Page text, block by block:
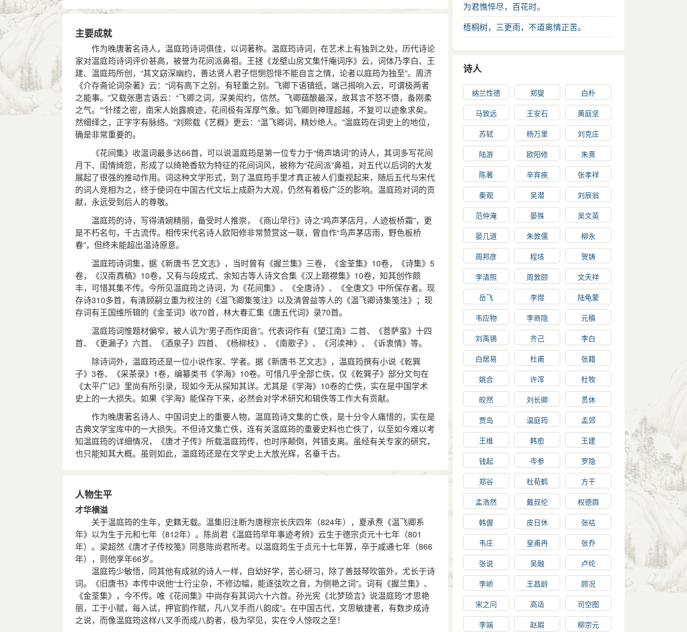
主要成就
作为晚唐著名诗人，温庭筠诗词俱佳，以词著称。温庭筠诗词，在艺术上有独到之处，历代诗论
家对温庭筠诗词评价甚高，被誉为花间派鼻祖。王拯《龙壁山房文集忏庵词序》云，词体乃李白、王
建、温庭筠所创，“其文窈深幽约，善达贤人君子恺恻怨悱不能自言之情，论者以庭筠为独至”。周济
《介存斋论词杂著》云：“词有高下之别，有轻重之别。飞卿下语镇纸，端己揭响入云，可谓极两者
之能事。”又载张惠言语云：“飞卿之词，深美闳约，信然。飞卿蕴酿最深，故其言不怒不慑，备刚柔
之气。”“针缕之密，南宋人始露痕迹，花间极有浑厚气象。如飞卿则神理超越，不复可以迹象求矣。
然细绎之，正字字有脉络。”刘熙载《艺概》更云：“温飞卿词，精妙绝人。”温庭筠在词史上的地位，
确是非常重要的。
《花间集》收温词最多达66首，可以说温庭筠是第一位专力于“倚声填词”的诗人，其词多写花间
月下、闺情绮怨，形成了以绮艳香软为特征的花间词风，被称为“花间派”鼻祖，对五代以后词的大发
展起了很强的推动作用。词这种文学形式，到了温庭筠手里才真正被人们重视起来，随后五代与宋代
的词人竞相为之，终于使词在中国古代文坛上成蔚为大观，仍然有着极广泛的影响。温庭筠对词的贡
献，永远受到后人的尊敬。
温庭筠的诗，写得清婉精丽，备受时人推崇，《商山早行》诗之“鸡声茅店月，人迹板桥霜”，更
是不朽名句，千古流传。相传宋代名诗人欧阳修非常赞赏这一联，曾自作“鸟声茅店雨，野色板桥
春”，但终未能超出温诗原意。
温庭筠诗词集，据《新唐书·艺文志》，当时曾有《握兰集》三卷，《金荃集》10卷，《诗集》5
卷，《汉南真稿》10卷，又有与段成式、余知古等人诗文合集《汉上题襟集》10卷，知其创作颇
丰，可惜其集不传。今所见温庭筠之诗词，为《花间集》、《全唐诗》、《全唐文》中所保存者。现
存诗310多首，有清顾嗣立重为校注的《温飞卿集笺注》以及清曾益等人的《温飞卿诗集笺注》；现
存词有王国维所辑的《金荃词》收70首，林大春汇集《唐五代词》录70首。
温庭筠词惟题材偏窄，被人讥为“男子而作闺音”。代表词作有《望江南》二首、《菩萨蛮》十四
首、《更漏子》六首、《酒泉子》四首、《杨柳枝》、《南歌子》、《河渎神》、《诉衷情》等。
除诗词外，温庭筠还是一位小说作家、学者。据《新唐书·艺文志》，温庭筠撰有小说《乾巽
子》3卷、《采茶录》1卷，编纂类书《学海》10卷。可惜几乎全部亡佚，仅《乾巽子》部分文句在
《太平广记》里尚有所引录，现如今无从探知其详。尤其是《学海》10卷的亡佚，实在是中国学术
史上的一大损失。如果《学海》能保存下来，必然会对学术研究和辑佚等工作大有贡献。
作为晚唐著名诗人、中国词史上的重要人物，温庭筠诗文集的亡佚，是十分令人痛惜的，实在是
古典文学宝库中的一大损失。不但诗文集亡佚，连有关温庭筠的重要史料也亡佚了，以至如今难以考
知温庭筠的详细情况，《唐才子传》所载温庭筠传，也时序颠倒，舛错支离。虽经有关专家的研究，
也只能知其大概。虽则如此，温庭筠还是在文学史上大放光辉，名垂千古。
人物生平
才华横溢
关于温庭筠的生年，史籍无载。温集旧注断为唐穆宗长庆四年（824年），夏承焘《温飞卿系
年》以为生于元和七年（812年）。陈尚君《温庭筠早年事迹考辨》云生于德宗贞元十七年（801
年）。梁超然《唐才子传校笺》同意陈尚君所考。以温庭筠生于贞元十七年算，卒于咸通七年（866
年），则他享年66岁。
温庭筠少敏悟，同其他有成就的诗人一样，自幼好学，苦心研习，除了善鼓琴吹笛外，尤长于诗
词。《旧唐书》本传中说他“士行尘杂，不修边幅，能逐弦吹之音，为侧艳之词”。词有《握兰集》、
《金荃集》，今不传。唯《花间集》中尚存有其词六十六首。孙光宪《北梦琐言》说温庭筠“才思艳
丽，工于小赋，每入试，押官韵作赋，凡八叉手而八韵成”。在中国古代，文思敏捷者，有数步成诗
之说，而像温庭筠这样八叉手而成八韵者，极为罕见，实在令人惊叹之至！
为君憔悴尽，百花时。
梧桐树，三更雨，不道离情正苦。
诗人
纳兰性德 郑燮
白朴
马致远
王安石
黄庭坚
苏轼
杨万里
刘克庄
陆游
欧阳修
朱熹
陈著
辛弃疾
张孝祥
秦观
吴潜
刘辰翁
范仲淹
晏殊
吴文英
晏几道
朱敦儒
柳永
周邦彦
程垓
贺铸
李清照
周敦颐
文天祥
岳飞
李煜
陆龟蒙
韦应物
李商隐
元稹
刘禹锡
齐己
李白
白居易
杜甫
张籍
姚合
许浑
杜牧
皎然
刘长卿
贯休
贾岛
温庭筠
孟郊
王维
韩愈
王建
钱起
岑参
罗隐
郑谷
杜荀鹤
方干
孟浩然
戴叔伦
权德舆
韩偓
皮日休
张祜
韦庄
皇甫冉
张乔
张说
吴融
卢纶
李峤
王昌龄
顾况
宋之问
高适
司空图
李端
赵嘏
柳宗元